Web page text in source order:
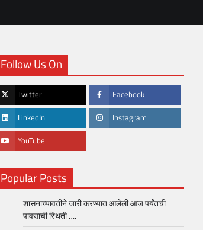
Follow Us On
Twitter Facebook
LinkedIn Instagram
YouTube
Popular Posts
शासनाच्यावतीने जारी करण्यात आलेली आज पर्यंतची
पावसाची स्थिती ….